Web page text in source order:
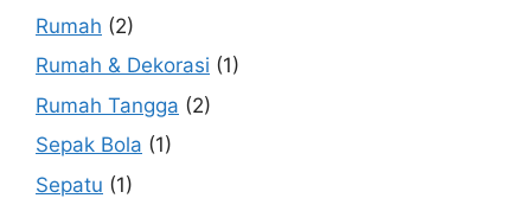
Rumah (2)
Rumah & Dekorasi (1)
Rumah Tangga (2)
Sepak Bola (1)
Sepatu (1)